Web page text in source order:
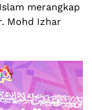
merangkap
Mohd Izhar